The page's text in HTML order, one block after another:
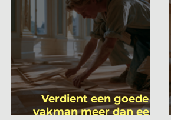
Verdient een goede
vakman meer dan een